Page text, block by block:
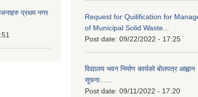
प्रथम नगर
Request for Quilification for
of Municipal Solid Waste...
Post date: 09/22/2022 - 17:25
विद्यालय भवन निर्माण कार्यको बोलपत्र आह्वान
सूचना......
Post date: 09/11/2022 - 17:20